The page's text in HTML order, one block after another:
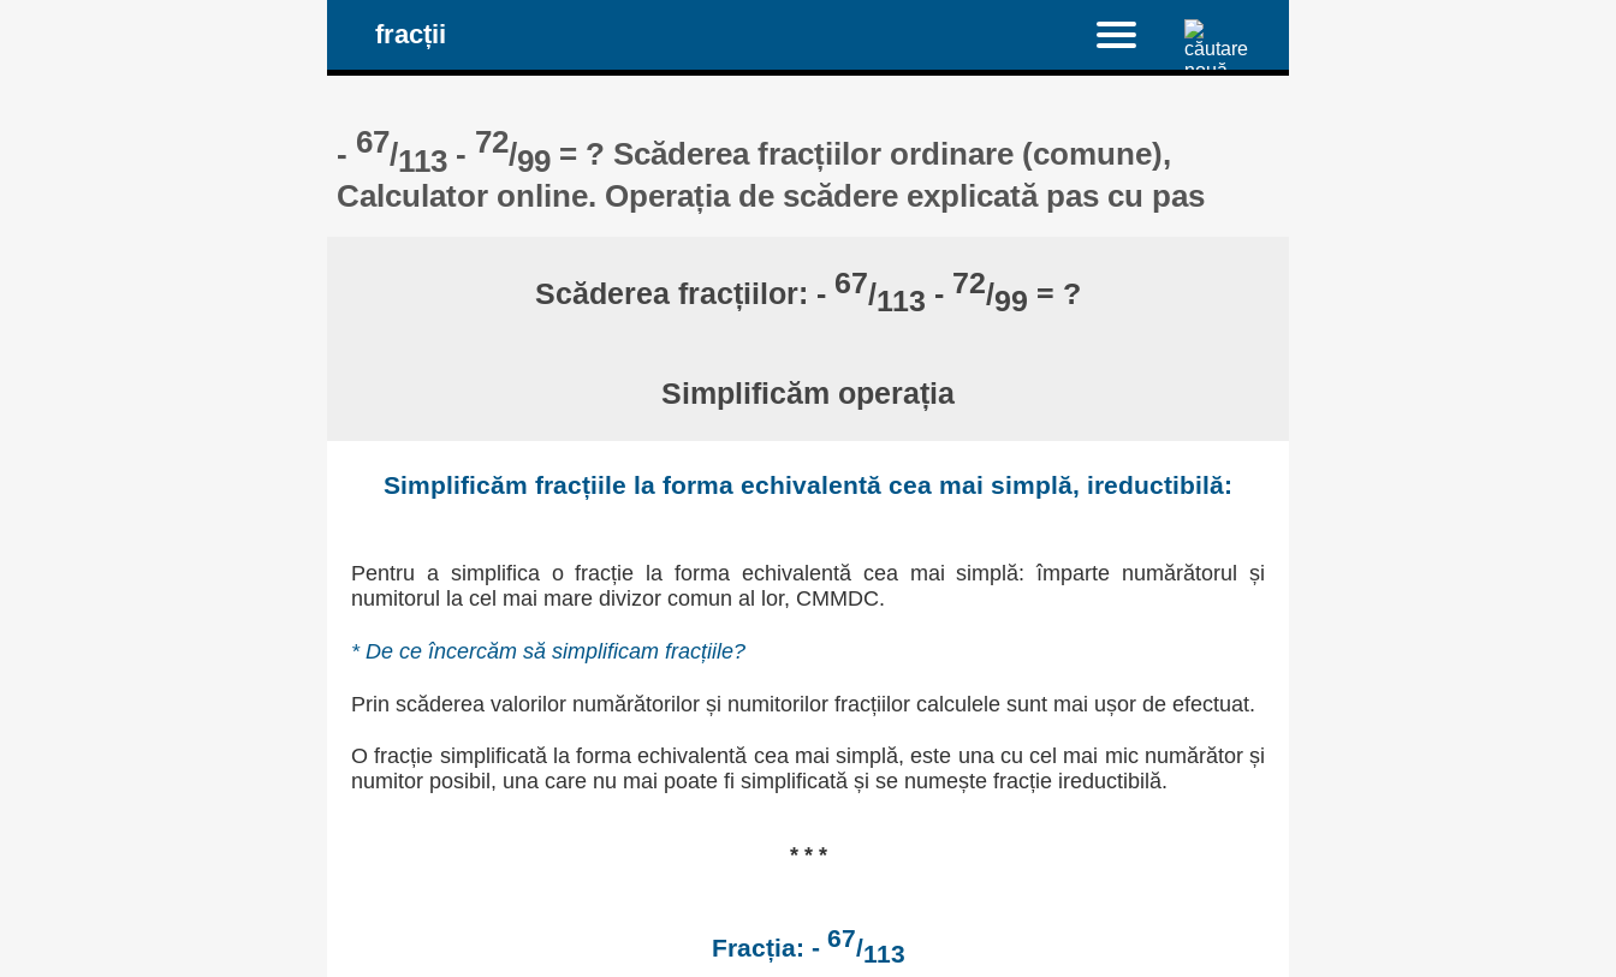
fracții
- 67/113 - 72/99 = ? Scăderea fracțiilor ordinare (comune),
Calculator online. Operația de scădere explicată pas cu pas
Scăderea fracțiilor: - 67/113 - 72/99 = ?
Simplificăm operația
Simplificăm fracțiile la forma echivalentă cea mai simplă, ireductibilă:
Pentru a simplifica o fracție la forma echivalentă cea mai simplă: împarte numărătorul și
numitorul la cel mai mare divizor comun al lor, CMMDC.
* De ce încercăm să simplificam fracțiile?
Prin scăderea valorilor numărătorilor și numitorilor fracțiilor calculele sunt mai ușor de efectuat.
O fracție simplificată la forma echivalentă cea mai simplă, este una cu cel mai mic numărător și
numitor posibil, una care nu mai poate fi simplificată și se numește fracție ireductibilă.
* * *
Fracția: - 67/113